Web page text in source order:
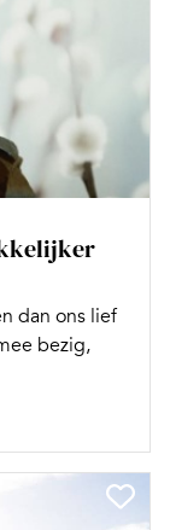
dan ons lief
bezig,